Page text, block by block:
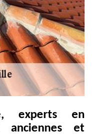
experts en
anciennes et